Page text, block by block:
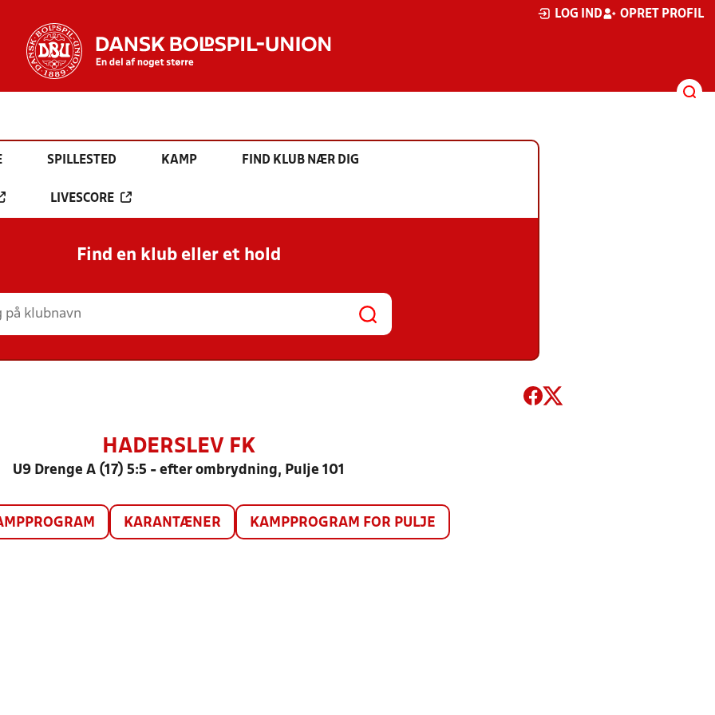
LOG IND OPRET PROFIL
SPILLESTED KAMP FIND KLUB NÆR DIG
LIVESCORE
Find en klub eller et hold
HADERSLEV FK
U9 Drenge A (17) 5:5 - efter ombrydning, Pulje 101
KARANTÆNER KAMPPROGRAM FOR PULJE